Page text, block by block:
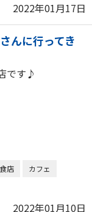
2022年01月17日
んに行ってき
です♪
店
カフェ
2022年01月10日